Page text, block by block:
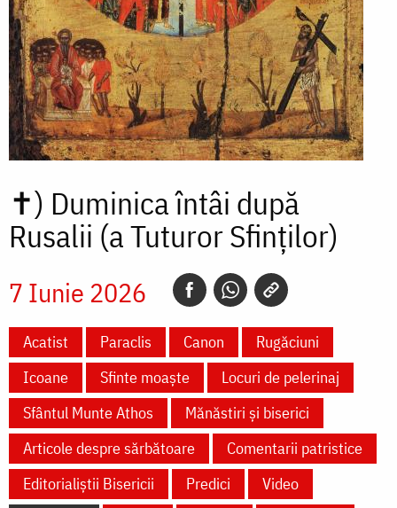
✝) Duminica întâi după
Rusalii (a Tuturor Sfinților)
7 Iunie 2026
Acatist Paraclis Canon
Rugăciuni
Icoane
Sfinte moaște
Locuri de pelerinaj
Sfântul Munte Athos
Mănăstiri și biserici
Articole despre sărbătoare
Comentarii patristice
Editorialiștii Bisericii
Predici
Video